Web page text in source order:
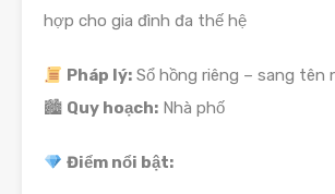
hợp cho gia đình đa thế hệ
Pháp lý: Sổ hồng riêng – sang tên
🏙 Quy hoạch: Nhà phố
Điểm nổi bật: